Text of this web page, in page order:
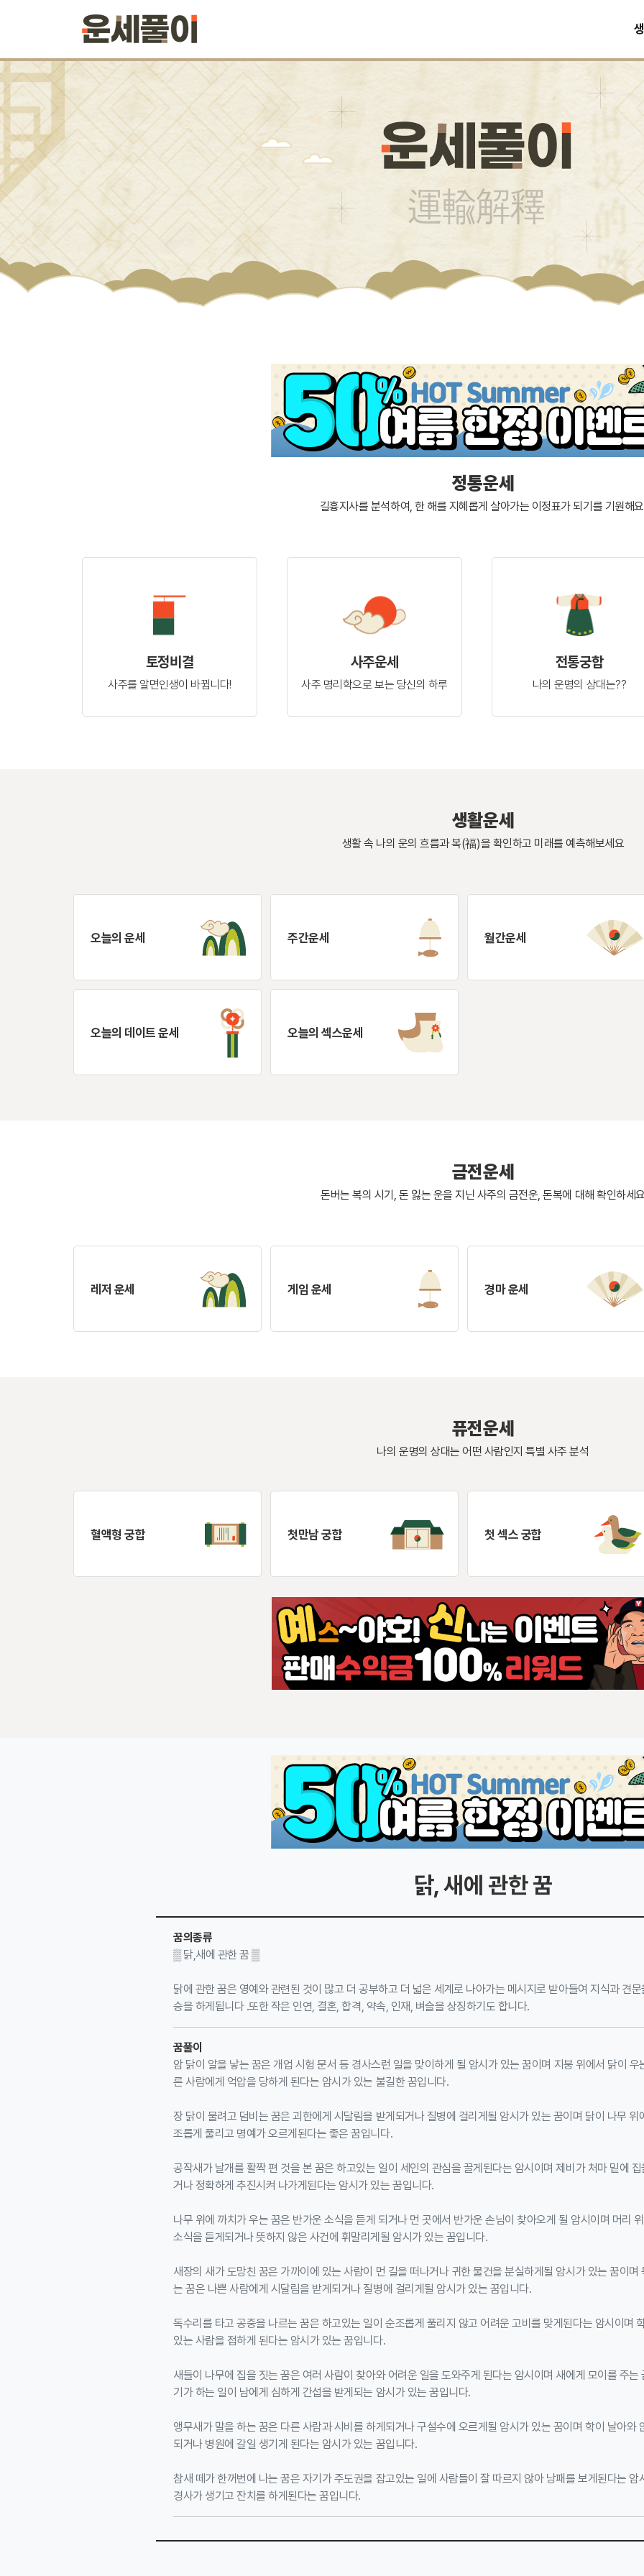
정통운세
길흉지사를 분석하여, 한 해를 지혜롭게 살아가는 이정표가 되기를 기원해
토정비결
사주를 알면인생이 바뀝니다!
사주운세
사주 명리학으로 보는 당신의 하루
전통궁합
나의 운명의 상대는??
생활운세
생활 속 나의 운의 흐름과 복(福)을 확인하고 미래를 예측해보세요
오늘의 운세 주간운세 월간운세
오늘의 데이트 운세 오늘의 섹스운세
금전운세
돈버는 복의 시기, 돈 잃는 운을 지닌 사주의 금전운, 돈복에 대해 확인하세
레저 운세 게임 운세 경마 운세
퓨전운세
나의 운명의 상대는 어떤 사람인지 특별 사주 분석
혈액형 궁합 첫만남 궁합 첫 섹스 궁합
닭, 새에 관한 꿈
꿈의종류
▒ 닭,새에 관한 꿈 ▒
닭에 관한 꿈은 영예와 관련된 것이 많고 더 공부하고 더 넓은 세계로 나아가는 메시지로 받아들여 지식과 견
승을 하게됩니다 .또한 작은 인연, 결혼, 합격, 약속, 인재, 벼슬을 상징하기도 합니다.
꿈풀이
암 닭이 알을 낳는 꿈은 개업 시험 문서 등 경사스런 일을 맞이하게 될 암시가 있는 꿈이며 지붕 위에서 닭이
른 사람에게 억압을 당하게 된다는 암시가 있는 불길한 꿈입니다.
장 닭이 물려고 덤비는 꿈은 괴한에게 시달림을 받게되거나 질병에 걸리게될 암시가 있는 꿈이며 닭이 나무
조롭게 풀리고 명예가 오르게된다는 좋은 꿈입니다.
공작새가 날개를 활짝 편 것을 본 꿈은 하고있는 일이 세인의 관심을 끌게된다는 암시이며 제비가 처마 밑에
거나 정확하게 추진시켜 나가게된다는 암시가 있는 꿈입니다.
나무 위에 까치가 우는 꿈은 반가운 소식을 듣게 되거나 먼 곳에서 반가운 손님이 찾아오게 될 암시이며 머리
소식을 듣게되거나 뜻하지 않은 사건에 휘말리게될 암시가 있는 꿈입니다.
새장의 새가 도망친 꿈은 가까이에 있는 사람이 먼 길을 떠나거나 귀한 물건을 분실하게될 암시가 있는 꿈이
는 꿈은 나쁜 사람에게 시달림을 받게되거나 질병에 걸리게될 암시가 있는 꿈입니다.
독수리를 타고 공중을 나르는 꿈은 하고있는 일이 순조롭게 풀리지 않고 어려운 고비를 맞게된다는 암시이며
있는 사람을 접하게 된다는 암시가 있는 꿈입니다.
새들이 나무에 집을 짓는 꿈은 여러 사람이 찾아와 어려운 일을 도와주게 된다는 암시이며 새에게 모이를 주
기가 하는 일이 남에게 심하게 간섭을 받게되는 암시가 있는 꿈입니다.
앵무새가 말을 하는 꿈은 다른 사람과 시비를 하게되거나 구설수에 오르게될 암시가 있는 꿈이며 학이 날아와
되거나 병원에 갈일 생기게 된다는 암시가 있는 꿈입니다.
참새 떼가 한꺼번에 나는 꿈은 자기가 주도권을 잡고있는 일에 사람들이 잘 따르지 않아 낭패를 보게된다는
경사가 생기고 잔치를 하게된다는 꿈입니다.